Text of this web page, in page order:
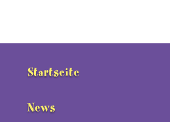
Startseite
News